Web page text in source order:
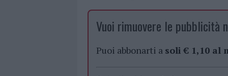
Vuoi rimuovere le pubblicità
Puoi abbonarti a soli € 1,10 al